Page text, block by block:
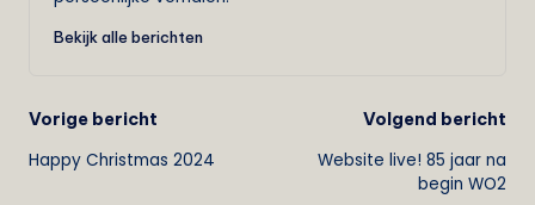
Bekijk alle berichten
Bericht
navigatie
Vorige bericht
Happy Christmas 2024
Volgend bericht
Website live! 85 jaar na
begin WO2